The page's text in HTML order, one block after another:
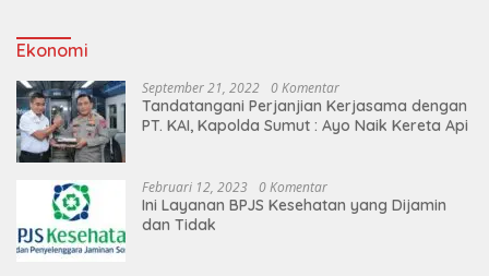
Ekonomi
September 21, 2022 0 Komentar
Tandatangani Perjanjian Kerjasama dengan
PT. KAI, Kapolda Sumut : Ayo Naik Kereta Api
Februari 12, 2023 0 Komentar
Ini Layanan BPJS Kesehatan yang Dijamin
dan Tidak